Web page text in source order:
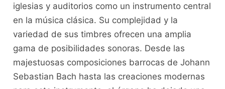
iglesias y auditorios como un instrumento central
en la⁢ música clásica. Su complejidad​ y la
variedad de sus timbres ‍ofrecen una amplia
gama de​ posibilidades sonoras. Desde las
majestuosas composiciones barrocas de Johann
⁢Sebastian Bach⁤ hasta las creaciones modernas